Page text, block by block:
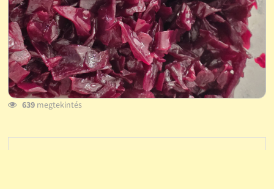
639megtekintés